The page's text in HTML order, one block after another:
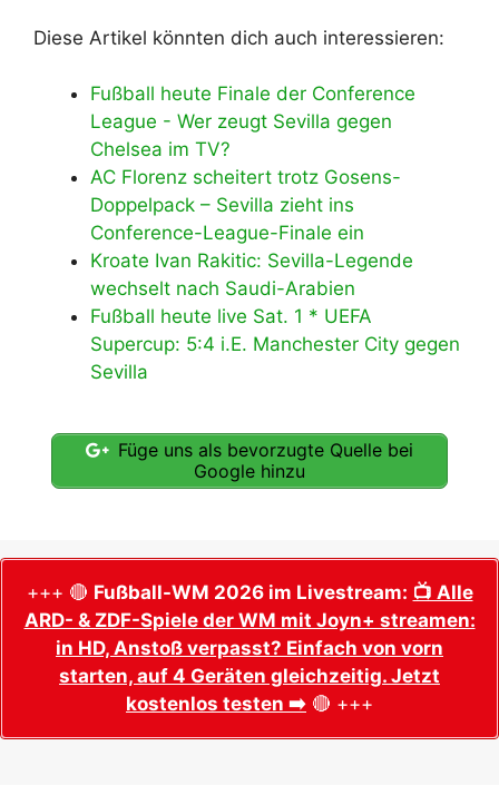
Diese Artikel könnten dich auch interessieren:
Fußball heute Finale der Conference
League - Wer zeugt Sevilla gegen
Chelsea im TV?
AC Florenz scheitert trotz Gosens-
Doppelpack – Sevilla zieht ins
Conference-League-Finale ein
Kroate Ivan Rakitic: Sevilla-Legende
wechselt nach Saudi-Arabien
Fußball heute live Sat. 1 * UEFA
Supercup: 5:4 i.E. Manchester City gegen
Sevilla
Füge uns als bevorzugte Quelle bei
Google hinzu
+++ 🔴 Fußball-WM 2026 im Livestream: 📺 Alle
ARD- & ZDF-Spiele der WM mit Joyn+ streamen:
in HD, Anstoß verpasst? Einfach von vorn
starten, auf 4 Geräten gleichzeitig. Jetzt
kostenlos testen ➡️ 🔴 +++